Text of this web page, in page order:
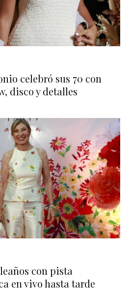
celebró sus 70 con
disco y detalles
con pista
en vivo hasta tarde